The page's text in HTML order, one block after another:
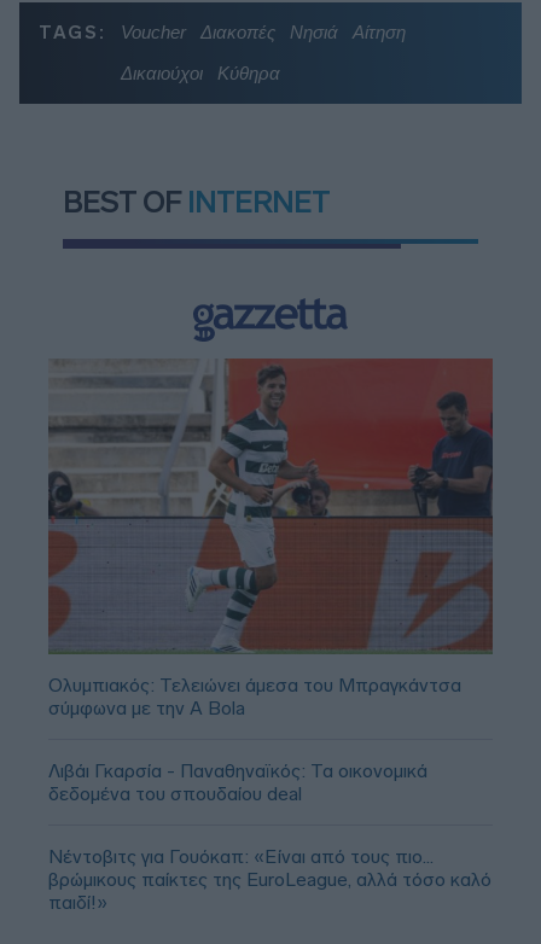
TAGS: Voucher Διακοπές Νησιά
Αίτηση
Δικαιούχοι
Κύθηρα
BEST OF INTERNET
Ολυμπιακός: Τελειώνει άμεσα του Μπραγκάντσα
σύμφωνα με την A Bola
Λιβάι Γκαρσία - Παναθηναϊκός: Τα οικονομικά
δεδομένα του σπουδαίου deal
Νέντοβιτς για Γουόκαπ: «Είναι από τους πιο...
βρώμικους παίκτες της EuroLeague, αλλά τόσο καλό
παιδί!»